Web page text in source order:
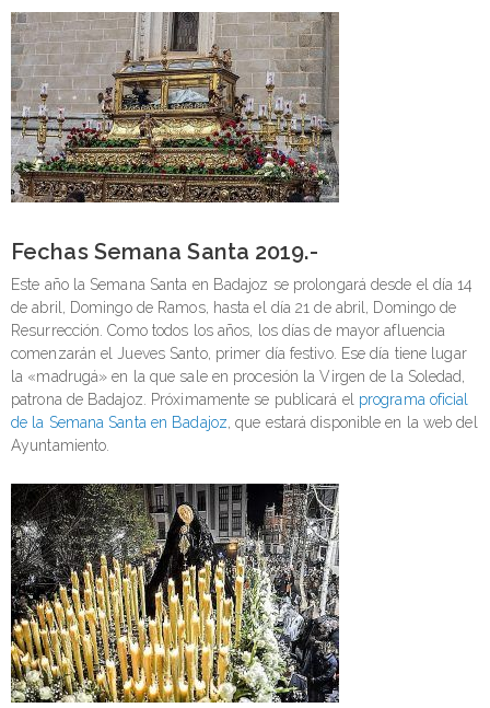
Fechas Semana Santa 2019.-
Este año la Semana Santa en Badajoz se prolongará desde el día 14
de abril, Domingo de Ramos, hasta el día 21 de abril, Domingo de
Resurrección. Como todos los años, los días de mayor afluencia
comenzarán el Jueves Santo, primer día festivo. Ese día tiene lugar
la «madrugá» en la que sale en procesión la Virgen de la Soledad,
patrona de Badajoz. Próximamente se publicará el programa oficial
de la Semana Santa en Badajoz , que estará disponible en la web del
Ayuntamiento.